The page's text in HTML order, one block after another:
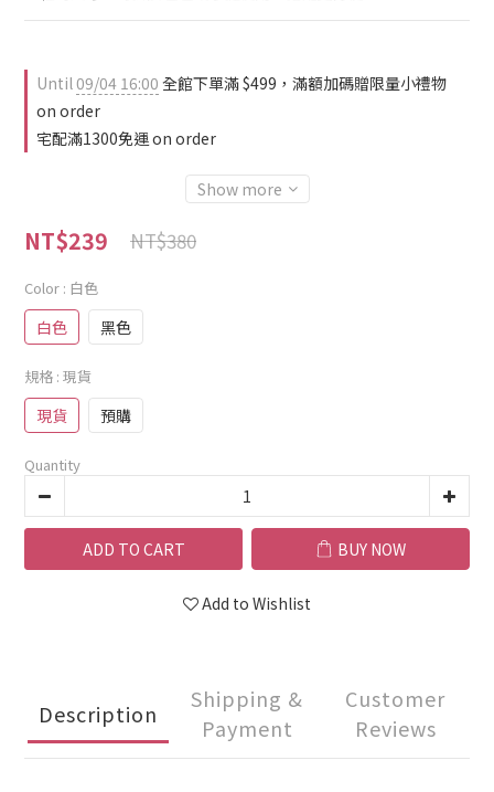
Until09/04 16:00 全館下單滿 $499，滿額加碼贈限量小禮物
on order
宅配滿1300免運 on order
Show more
NT$239 NT$380
Color : 白色
白色 黑色
規格 : 現貨
現貨 預購
Quantity
ADD TO CART BUY NOW
Add to Wishlist
Description
Shipping &
Payment
Customer
Reviews